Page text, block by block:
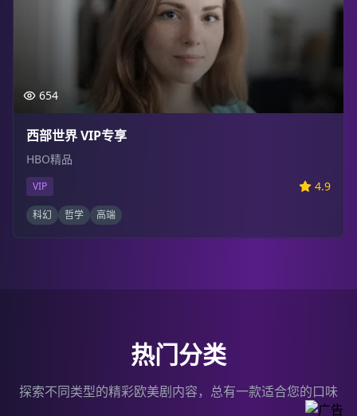
654
西部世界 VIP专享
HBO精品
VIP 4.9
科幻 哲学 高端
热门分类
探索不同类型的精彩欧美剧内容，总有一款适合您的口味